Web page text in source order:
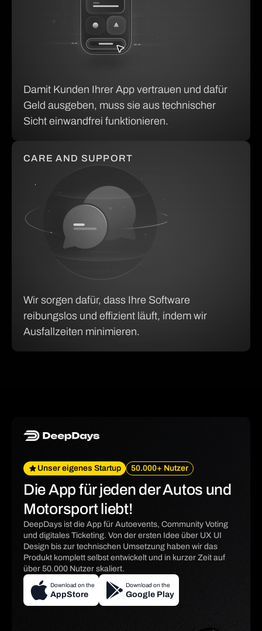
Damit Kunden Ihrer App vertrauen und dafür
Geld ausgeben, muss sie aus technischer
Sicht einwandfrei funktionieren.
CARE AND SUPPORT
Wir sorgen dafür, dass Ihre Software
reibungslos und effizient läuft, indem wir
Ausfallzeiten minimieren.
Unser eigenes Startup 50.000+ Nutzer
Die App für jeden der Autos und
Motorsport liebt!
DeepDays ist die App für Autoevents, Community Voting
und digitales Ticketing. Von der ersten Idee über UX UI
Design bis zur technischen Umsetzung haben wir das
Produkt komplett selbst entwickelt und in kurzer Zeit auf
über 50.000 Nutzer skaliert.
Download on the
AppStore
Download on the
Google Play